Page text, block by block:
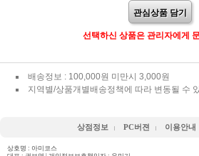
관심상품 담기
선택하신 상품은 관리자에게
배송정보 : 100,000원 미만시 3,000원
지역별/상품개별배송정책에 따라 변동될 수
상점정보 PC버젼 이용안내
상호명 : 아미코스